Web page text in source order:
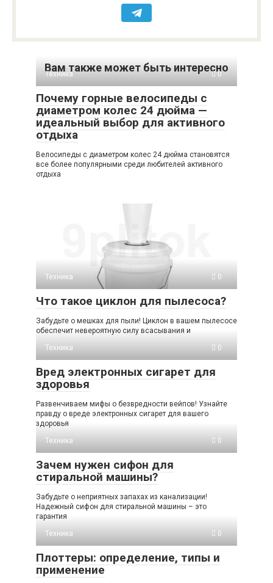
Вам также может быть интересно
Техника 0
Почему горные велосипеды с
диаметром колес 24 дюйма —
идеальный выбор для активного
отдыха
Велосипеды с диаметром колес 24 дюйма становятся
все более популярными среди любителей активного
отдыха
Техника 0
Что такое циклон для пылесоса?
Забудьте о мешках для пыли! Циклон в вашем пылесосе
обеспечит невероятную силу всасывания и
Техника
0
Вред электронных сигарет для
здоровья
Развенчиваем мифы о безвредности вейпов! Узнайте
правду о вреде электронных сигарет для вашего
здоровья
Техника
0
Зачем нужен сифон для
стиральной машины?
Забудьте о неприятных запахах из канализации!
Надежный сифон для стиральной машины – это
гарантия
Техника
0
Плоттеры: определение, типы и
применение